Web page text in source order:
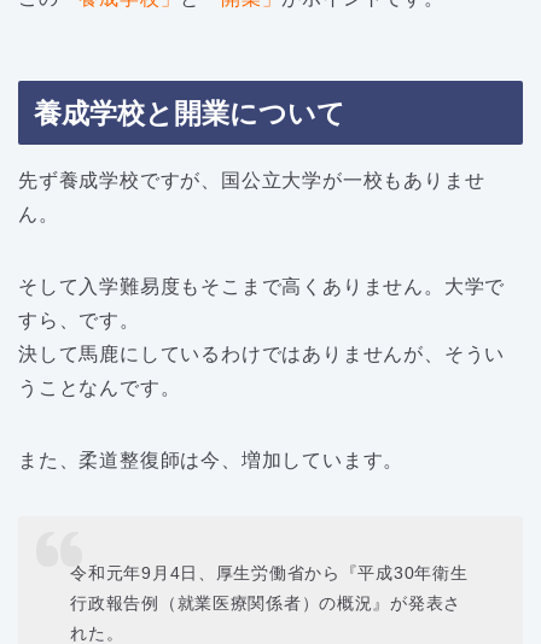
養成学校と開業について
先ず養成学校ですが、国公立大学が一校もありませ
ん。
そして入学難易度もそこまで高くありません。大学で
すら、です。
決して馬鹿にしているわけではありませんが、そうい
うことなんです。
また、柔道整復師は今、増加しています。
令和元年9月4日、厚生労働省から『平成30年衛生
行政報告例（就業医療関係者）の概況』が発表さ
れた。